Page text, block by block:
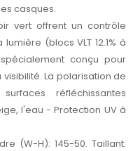
casques.
vert offrent un contrôle
(blocs VLT 12.1% à
conçu pour
La polarisation de
réfléchissantes
l'eau - Protection UV à
(W-H): 145-50. Taillant: